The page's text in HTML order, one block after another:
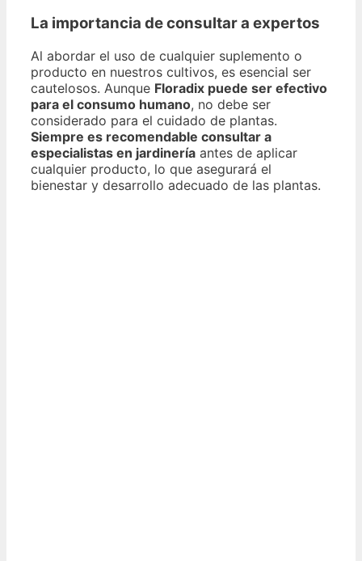
La importancia de consultar a expertos
Al abordar el uso de cualquier suplemento o
producto en nuestros cultivos, es esencial ser
cautelosos. Aunque Floradix puede ser efectivo
para el consumo humano, no debe ser
considerado para el cuidado de plantas.
Siempre es recomendable consultar a
especialistas en jardinería antes de aplicar
cualquier producto, lo que asegurará el
bienestar y desarrollo adecuado de las plantas.